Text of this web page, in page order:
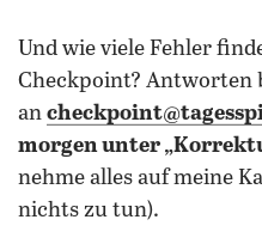
Und wie viele Fehler
Checkpoint? Antworten
an
morgen unter
nehme alles auf meine
nichts zu tun).